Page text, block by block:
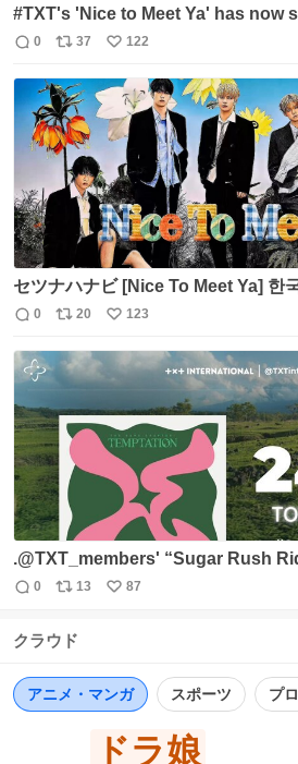
#TXT's 'Nice to Meet Ya' has now
streams on Spotify (260807). 「Nice to Meet Ya」が、
streaming 💫 🎧https://t.co/ZZtaXMjNf3 #투모로우바이투
게더 #TXT #TOMORROW_X_TOGETHER
https://t.co/NvAbO4H8Cy
返
信
数
0
リ
ポ
ス
ト
数
37
い
い
ね
数
122
セツナハナビ [Nice To Meet Ya] 한국어 발음 / 번역 (韓国語
発音 / 和訳) 열심히 외워보자구요💕 * 원본 필요하시면 = DM
ナビ #Setsuna_Hanabi #Nice_to_Meet_Ya ▼
곡 음악+가사 발음/해석/ 응원법 타
https://t.co/HOk8iUmHUp https://
返
信
数
0
リ
ポ
ス
数
20
い
い
ね
123
.@TXT_members' “Sugar Rush
surpassed 247,000,000 streams
突破しました。 Keep streaming
#TOMORROW_X_TOGETHER
返
数
0
リ
ス
数
13
い
87
クラウド
アニメ・マンガ スポーツ プ
ドラ娘